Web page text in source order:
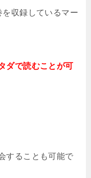
収録しているマー
ダで読むことが可
することも可能で